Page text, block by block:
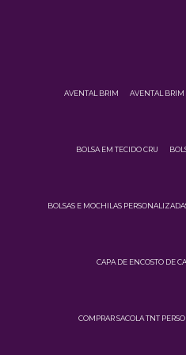
AVENTAL BRIM AVENTAL
BOLSA EM TECIDO CRU
BOLSAS E MOCHILAS
CAPA DE ENCOSTO DE
COMPRAR SACOLA TNT